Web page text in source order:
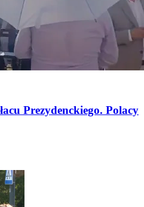
Prezydenckiego. Polacy